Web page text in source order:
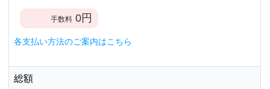
手数料 0円
各支払い方法のご案内はこちら
総額